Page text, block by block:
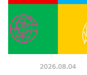
2026.08.04